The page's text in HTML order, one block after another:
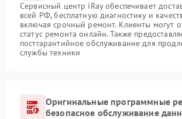
Сервисный центр iRay обеспечивает
всей РФ, бесплатную диагностику и
включая срочный ремонт. Клиенты могут
статус ремонта онлайн. Также
постгарантийное обслуживание для
службы техники
Оригинальные программные
безопасное обслуживание